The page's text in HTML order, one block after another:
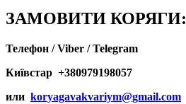
ЗАМОВИТИ КОРЯГИ:
Телефон / Viber / Telegram
Київстар +380979198057
или koryagavakvariym@gmail.com